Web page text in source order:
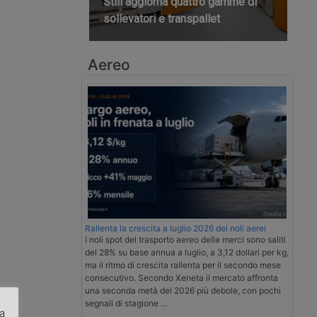
sollevatori e transpallet
Aereo
Rallenta la crescita a luglio 2026 dei noli aerei
I noli spot del trasporto aereo delle merci sono saliti
del 28% su base annua a luglio, a 3,12 dollari per kg,
ma il ritmo di crescita rallenta per il secondo mese
consecutivo. Secondo Xeneta il mercato affronta
una seconda metà del 2026 più debole, con pochi
segnali di stagione …